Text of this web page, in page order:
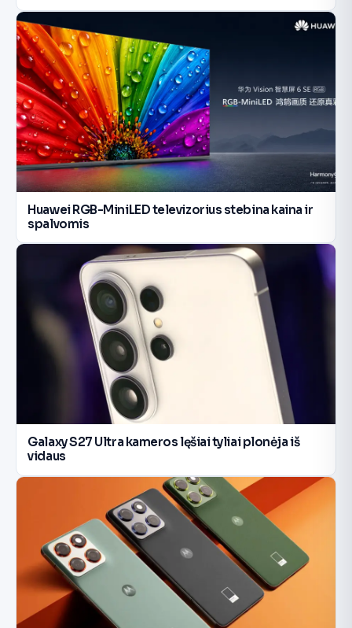
Huawei RGB-MiniLED televizorius stebina kaina ir
spalvomis
Galaxy S27 Ultra kameros lęšiai tyliai plonėja iš
vidaus